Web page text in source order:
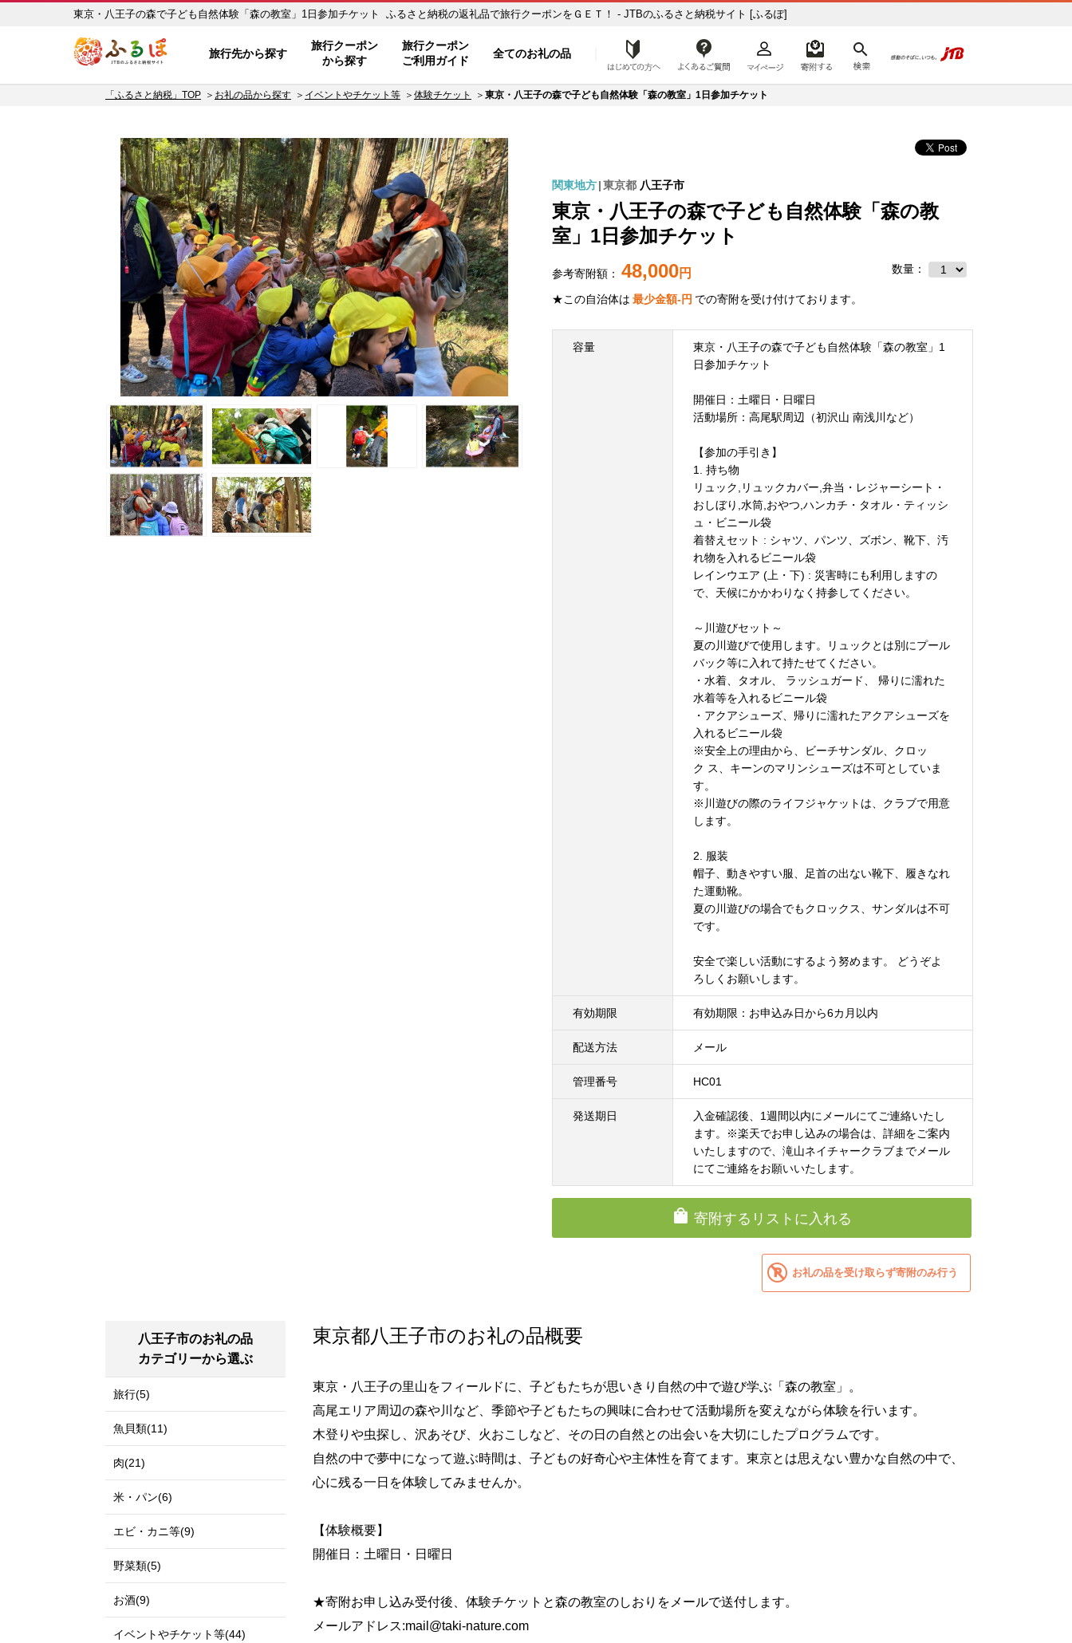
東京・八王子の森で子ども自然体験「森の教室」1日参加チケット ふるさと納税の返礼品で旅行クーポンをＧＥＴ！ - JTBのふるさと納税サイト [ふるぽ]
旅行先から探す
旅行クーポン
から探す
旅行クーポン
ご利用ガイド
全てのお礼の品 はじめての方へ
「ふるさと納税」TOP お礼の品から探す イベントやチケット等 体験チケット 東京・八王子の森で子ども自然体験「森の教室」1日参加チケット
関東地方 東京都 八王子市
東京・八王子の森で子ども自然体験「森の教
室」1日参加チケット
参考寄附額： 48,000円 数量：
★この自治体は 最少金額-円 での寄附を受け付けております。
容量
東京・八王子の森で子ども自然体験「森の教室」1
日参加チケット
開催日：土曜日・日曜日
活動場所：高尾駅周辺（初沢山 南浅川など）
【参加の手引き】
1. 持ち物
リュック,リュックカバー,弁当・レジャーシート・
おしぼり,水筒,おやつ,ハンカチ・タオル・ティッシ
ュ・ビニール袋
着替えセット : シャツ、パンツ、ズボン、靴下、汚
れ物を入れるビニール袋
レインウエア (上・下) : 災害時にも利用しますの
で、天候にかかわりなく持参してください。
～川遊びセット～
夏の川遊びで使用します。リュックとは別にプール
バック等に入れて持たせてください。
・水着、タオル、 ラッシュガード、 帰りに濡れた
水着等を入れるビニール袋
・アクアシューズ、帰りに濡れたアクアシューズを
入れるビニール袋
※安全上の理由から、ビーチサンダル、クロッ
ク ス、キーンのマリンシューズは不可としていま
す。
※川遊びの際のライフジャケットは、クラブで用意
します。
2. 服装
帽子、動きやすい服、足首の出ない靴下、履きなれ
た運動靴。
夏の川遊びの場合でもクロックス、サンダルは不可
です。
安全で楽しい活動にするよう努めます。 どうぞよ
ろしくお願いします。
有効期限 有効期限：お申込み日から6カ月以内
配送方法 メール
管理番号 HC01
発送期日
入金確認後、1週間以内にメールにてご連絡いたし
ます。※楽天でお申し込みの場合は、詳細をご案内
いたしますので、滝山ネイチャークラブまでメール
にてご連絡をお願いいたします。
寄附するリストに入れる
お礼の品を受け取らず寄附のみ行う
東京都八王子市のお礼の品概要
東京・八王子の里山をフィールドに、子どもたちが思いきり自然の中で遊び学ぶ「森の教室」。
高尾エリア周辺の森や川など、季節や子どもたちの興味に合わせて活動場所を変えながら体験を行います。
木登りや虫探し、沢あそび、火おこしなど、その日の自然との出会いを大切にしたプログラムです。
自然の中で夢中になって遊ぶ時間は、子どもの好奇心や主体性を育てます。東京とは思えない豊かな自然の中で、
心に残る一日を体験してみませんか。
【体験概要】
開催日：土曜日・日曜日
★寄附お申し込み受付後、体験チケットと森の教室のしおりをメールで送付します。
メールアドレス:mail@taki-nature.com
八王子市のお礼の品
カテゴリーから選ぶ
旅行(5)
魚貝類(11)
肉(21)
米・パン(6)
エビ・カニ等(9)
野菜類(5)
お酒(9)
イベントやチケット等(44)